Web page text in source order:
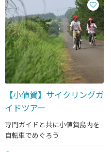
【小値賀】サイクリングガ
イドツアー
専門ガイドと共に小値賀島内を
自転車でめぐろう